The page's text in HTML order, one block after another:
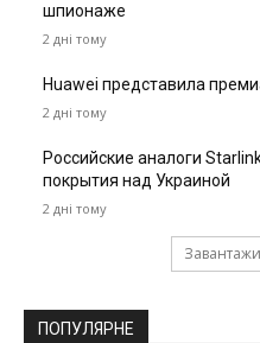
шпионаже
2 дні тому
Huawei представила
2 дні тому
Российские аналоги
покрытия над Украиной
2 дні тому
ПОПУЛЯРНЕ